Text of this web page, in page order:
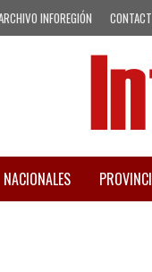
INFOREGIÓN
NACIONALES